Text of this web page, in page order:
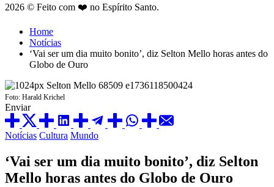
2026 © Feito com ❤️ no Espírito Santo.
Home
Notícias
‘Vai ser um dia muito bonito’, diz Selton Mello horas antes do
Globo de Ouro
Foto: Harald Krichel
Enviar
Notícias Cultura Mundo
‘Vai ser um dia muito bonito’, diz Selton
Mello horas antes do Globo de Ouro